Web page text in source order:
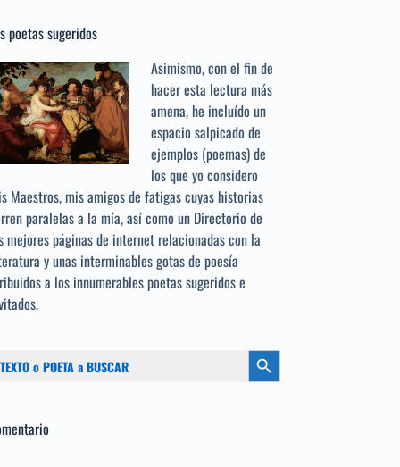
poetas sugeridos
Asimismo, con el fin de
hacer esta lectura más
amena, he incluído un
espacio salpicado de
ejemplos (poemas) de
los que yo considero
Maestros, mis amigos de fatigas cuyas historias
paralelas a la mía, así como un Directorio de
mejores páginas de internet relacionadas con la
y unas interminables gotas de poesía
a los innumerables poetas sugeridose
Botón de búsqueda